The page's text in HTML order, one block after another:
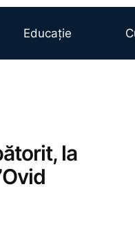
Educație
la